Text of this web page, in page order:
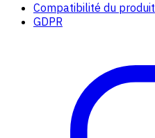
Compatibilité du produit
GDPR